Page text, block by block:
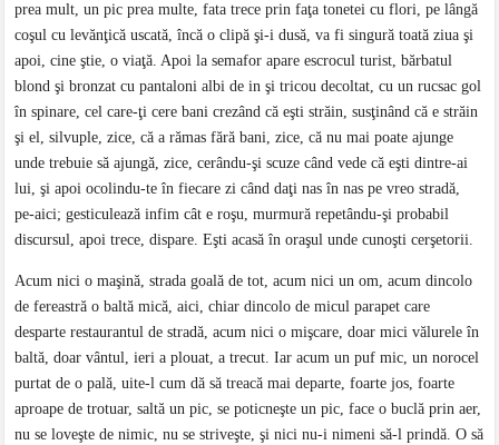
prea mult, un pic prea multe, fata trece prin faţa tonetei cu flori, pe lângă
coşul cu levănţică uscată, încă o clipă şi-i dusă, va fi singură toată ziua şi
apoi, cine ştie, o viaţă. Apoi la semafor apare escrocul turist, bărbatul
blond şi bronzat cu pantaloni albi de in şi tricou decoltat, cu un rucsac gol
în spinare, cel care-ţi cere bani crezând că eşti străin, susţinând că e străin
şi el, silvuple, zice, că a rămas fără bani, zice, că nu mai poate ajunge
unde trebuie să ajungă, zice, cerându-şi scuze când vede că eşti dintre-ai
lui, şi apoi ocolindu-te în fiecare zi când daţi nas în nas pe vreo stradă,
pe-aici; gesticulează infim cât e roşu, murmură repetându-şi probabil
discursul, apoi trece, dispare. Eşti acasă în oraşul unde cunoşti cerşetorii.
Acum nici o maşină, strada goală de tot, acum nici un om, acum dincolo
de fereastră o baltă mică, aici, chiar dincolo de micul parapet care
desparte restaurantul de stradă, acum nici o mişcare, doar mici vălurele în
baltă, doar vântul, ieri a plouat, a trecut. Iar acum un puf mic, un norocel
purtat de o pală, uite-l cum dă să treacă mai departe, foarte jos, foarte
aproape de trotuar, saltă un pic, se poticneşte un pic, face o buclă prin aer,
nu se loveşte de nimic, nu se striveşte, şi nici nu-i nimeni să-l prindă. O să